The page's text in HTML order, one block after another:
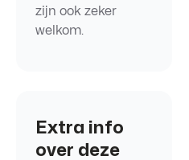
zijn ook zeker
welkom.
Extra info
over deze